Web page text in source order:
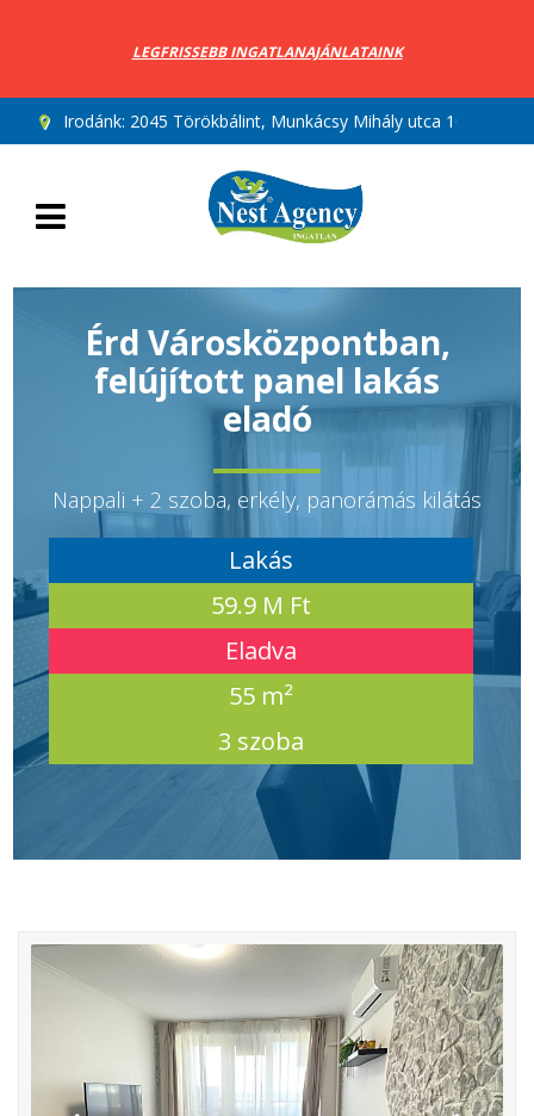
LEGFRISSEBB INGATLANAJÁNLATAINK
Irodánk: 2045 Törökbálint, Munkácsy Mihály utca 10.
Érd Városközpontban,
felújított panel lakás
eladó
Nappali + 2 szoba, erkély, panorámás kilátás
Lakás
59.9 M Ft
Eladva
55 m²
3 szoba